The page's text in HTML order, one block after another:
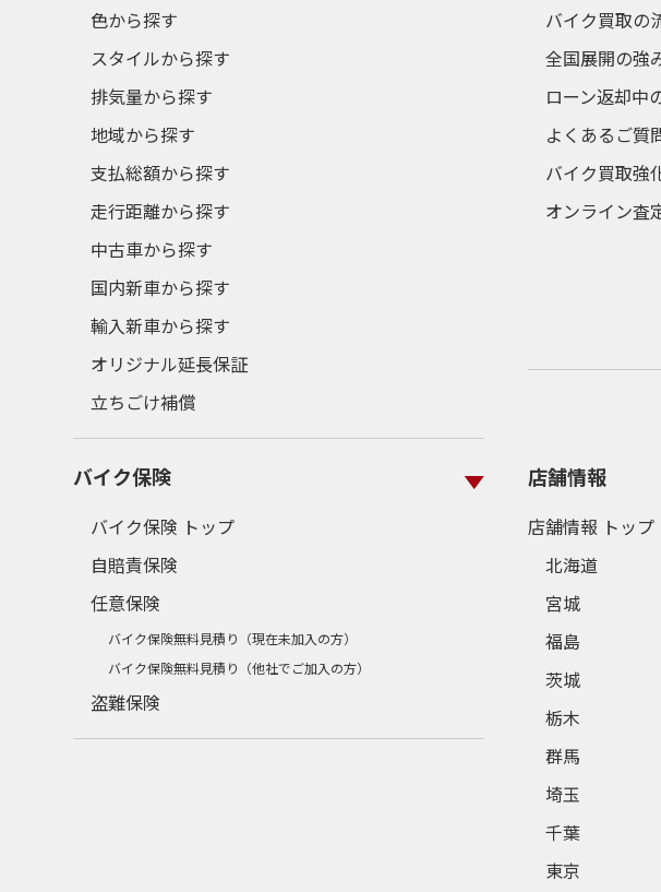
色から探す
スタイルから探す
排気量から探す
地域から探す
支払総額から探す
走行距離から探す
中古車から探す
国内新車から探す
輸入新車から探す
オリジナル延長保証
立ちごけ補償
バイク買取の
全国展開の強
ローン返却中
よくあるご質
バイク買取強
オンライン査
バイク保険
バイク保険 トップ
自賠責保険
任意保険
バイク保険無料見積り（現在未加入の方）
バイク保険無料見積り（他社でご加入の方）
盗難保険
店舗情報
店舗情報 トップ
北海道
宮城
福島
茨城
栃木
群馬
埼玉
千葉
東京